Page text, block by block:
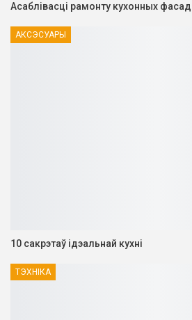
Асаблівасці рамонту кухонных
АКСЭСУАРЫ
10 сакрэтаў ідэальнай кухні
ТЭХНІКА